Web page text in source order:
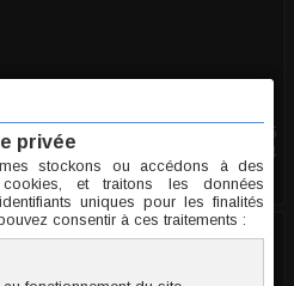
placcato in oro per albero da 1,6
- Spessore 1.6 mm, Elemento 4